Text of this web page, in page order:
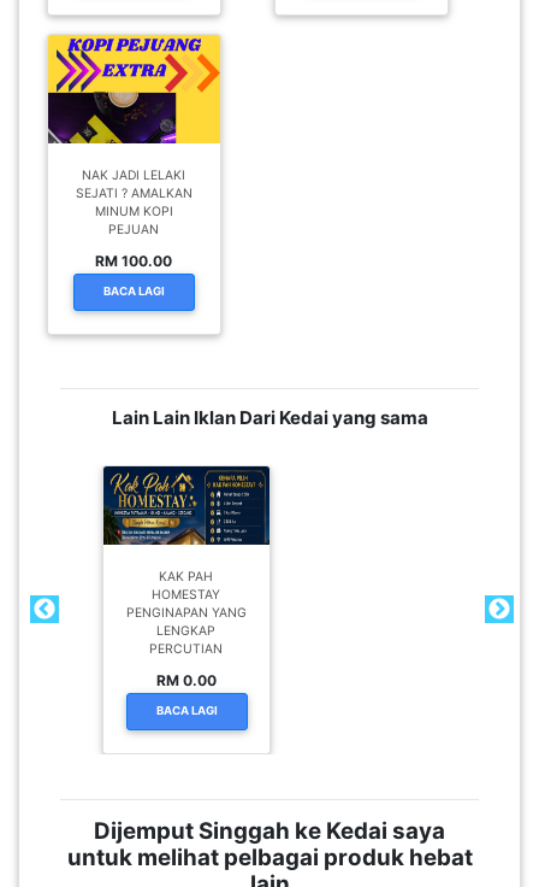
NAK JADI LELAKI
SEJATI ? AMALKAN
MINUM KOPI
PEJUAN
RM 100.00
BACA LAGI
Lain Lain Iklan Dari Kedai yang sama
KAK PAH
HOMESTAY
PENGINAPAN YANG
LENGKAP
PERCUTIAN
RM 0.00
BACA LAGI
Dijemput Singgah ke Kedai saya
untuk melihat pelbagai produk hebat